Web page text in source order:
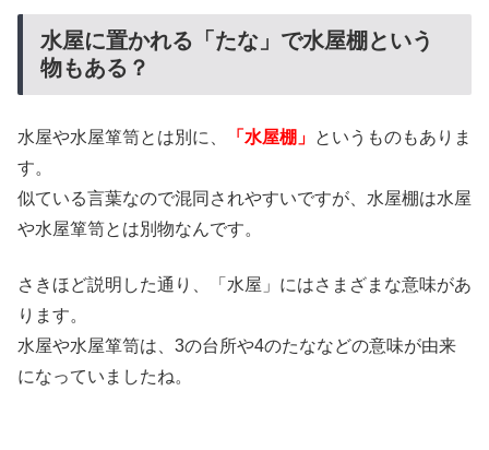
水屋に置かれる「たな」で水屋棚という
物もある？
水屋や水屋箪笥とは別に、 「水屋棚」 というものもありま
す。
似ている言葉なので混同されやすいですが、水屋棚は水屋
や水屋箪笥とは別物なんです。
さきほど説明した通り、「水屋」にはさまざまな意味があ
ります。
水屋や水屋箪笥は、3の台所や4のたななどの意味が由来
になっていましたね。